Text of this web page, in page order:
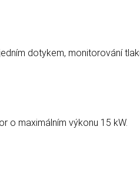
dotykem, monitorování
o maximálním výkonu 15 kW.